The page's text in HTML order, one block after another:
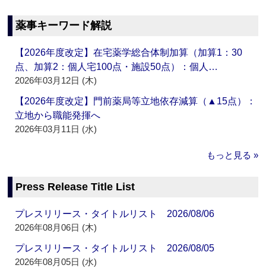
薬事キーワード解説
【2026年度改定】在宅薬学総合体制加算（加算1：30
点、加算2：個人宅100点・施設50点）：個人…
2026年03月12日 (木)
【2026年度改定】門前薬局等立地依存減算（▲15点）：
立地から職能発揮へ
2026年03月11日 (水)
もっと見る »
Press Release Title List
プレスリリース・タイトルリスト 2026/08/06
2026年08月06日 (木)
プレスリリース・タイトルリスト 2026/08/05
2026年08月05日 (水)